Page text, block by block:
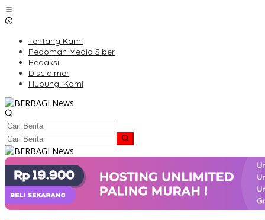
Lewati
ke
Tentang Kami
Pedoman Media Siber
Redaksi
Disclaimer
Hubungi Kami